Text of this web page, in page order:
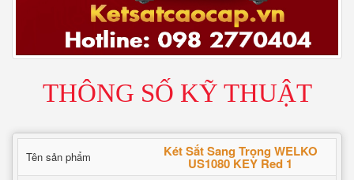
THÔNG SỐ KỸ THUẬT
Tên sản phẩm Két Sắt Sang Trọng WELKO
US1080 KEY Red 1